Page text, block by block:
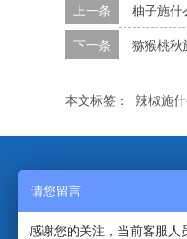
上一条
柚子施什
下一条
猕猴桃秋
本文标签： 辣椒施
请您留言
感谢您的关注，当前客服人